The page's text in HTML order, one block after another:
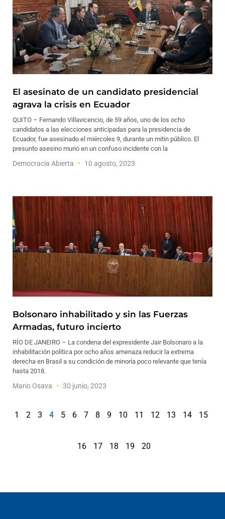
El asesinato de un candidato presidencial
agrava la crisis en Ecuador
QUITO – Fernando Villavicencio, de 59 años, uno de los ocho
candidatos a las elecciones anticipadas para la presidencia de
Ecuador, fue asesinado el miércoles 9, durante un mitin público. El
presunto asesino murió en un confuso incidente con la
Democracia Abierta 10 agosto, 2023
Bolsonaro inhabilitado y sin las Fuerzas
Armadas, futuro incierto
RÍO DE JANEIRO – La condena del expresidente Jair Bolsonaro a la
inhabilitación política por ocho años amenaza reducir la extrema
derecha en Brasil a su condición de minoría poco relevante que tenía
hasta 2018.
Mario Osava 30 junio, 2023
1 2 3 4 5 6 7 8 9 10 11 12 13 14 15
16 17 18 19 20